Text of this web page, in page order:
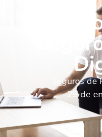
Seguros
29 de